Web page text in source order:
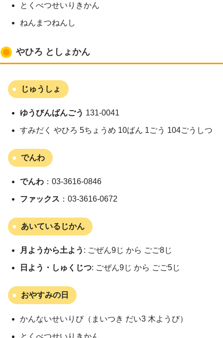
とくべつせいりきかん
ねんまつねんし
やひろ としょかん
じゅうしょ
ゆうびんばんごう 131-0041
すみだく やひろ 5ちょうめ 10ばん 1ごう 104ごうしつ
でんわ
でんわ ：03-3616-0846
ファックス ：03-3616-0672
あいているじかん
月ようから土よう : ごぜん9じ から ごご8じ
日よう・しゅくじつ: ごぜん9じ から ごご5じ
おやすみの日
かんないせいりび（まいつき だい3 木ようび）
とくべつせいりきかん